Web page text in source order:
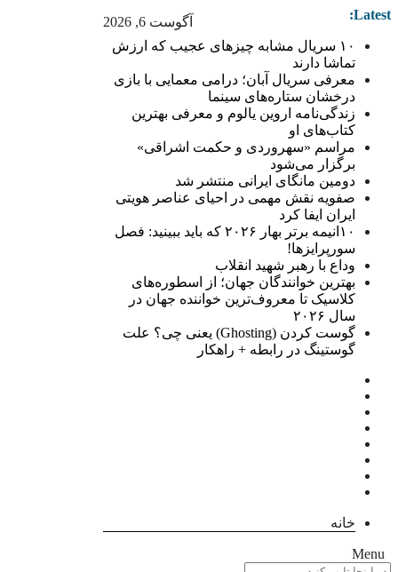
آگوست 6, 2026 Latest:
۱۰ سریال مشابه چیزهای عجیب که ارزش
تماشا دارند
معرفی سریال آبان؛ درامی معمایی با بازی
درخشان ستاره‌های سینما
زندگی‌نامه اروین یالوم و معرفی بهترین
کتاب‌های او
مراسم «سهروردی و حکمت اشراقی»
برگزار می‌شود
دومین مانگای ایرانی منتشر شد
صفویه نقش مهمی در احیای عناصر هویتی
ایران ایفا کرد
۱۰انیمه برتر بهار ۲۰۲۶ که باید ببینید: فصل
سورپرایزها!
وداع با رهبر شهید انقلاب
بهترین خوانندگان جهان؛ از اسطوره‌های
کلاسیک تا معروف‌ترین خواننده جهان در
سال ۲۰۲۶
گوست کردن (Ghosting) یعنی چی؟ علت
گوستینگ در رابطه + راهکار
خانه
Menu